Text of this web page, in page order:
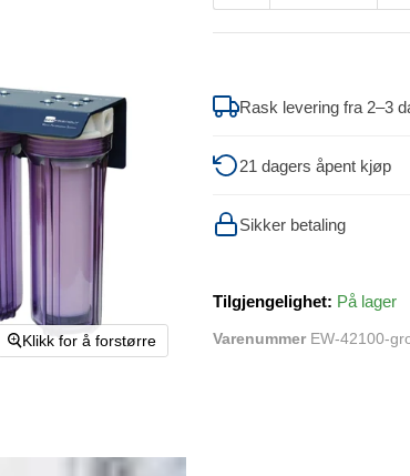
Klikk for å forstørre
Rask levering fra 2–3
21 dagers åpent kjøp
Sikker betaling
Tilgjengelighet: På lager
Varenummer EW-42100-